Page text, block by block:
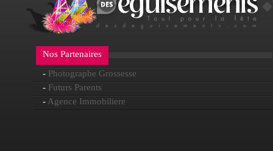
Nos Partenaires
- Photographe Grossesse
- Futurs Parents
- Agence Immobiliere